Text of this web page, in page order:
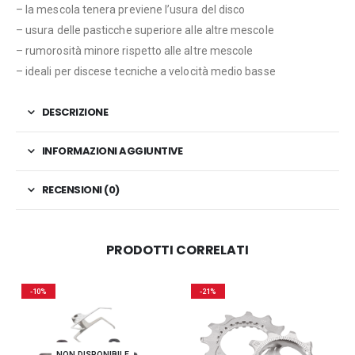
– la mescola tenera previene l’usura del disco
– usura delle pasticche superiore alle altre mescole
– rumorosità minore rispetto alle altre mescole
– ideali per discese tecniche a velocità medio basse
DESCRIZIONE
INFORMAZIONI AGGIUNTIVE
RECENSIONI (0)
PRODOTTI CORRELATI
-10% -21%